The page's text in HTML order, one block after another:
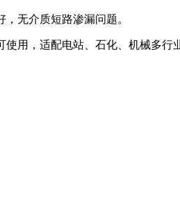
无介质短路渗漏问题。
用，适配电站、石化、机械多行